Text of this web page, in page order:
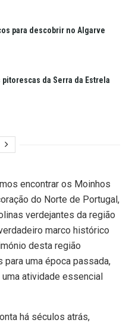
para descobrir no Algarve
da Serra da Estrela
encontrar os Moinhos
do Norte de Portugal,
verdejantes da região
marco histórico
desta região
para uma época passada,
atividade essencial
há séculos atrás,